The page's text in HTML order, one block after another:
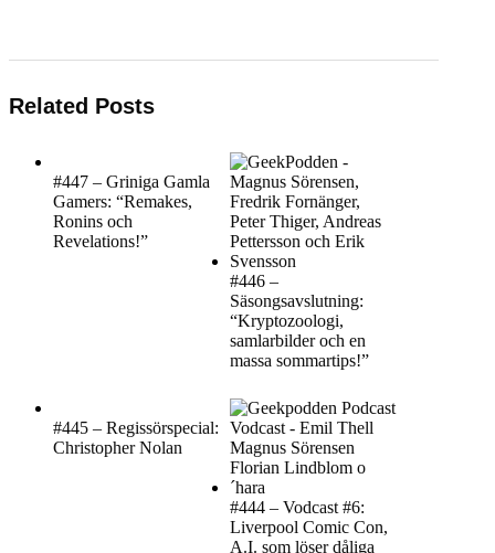
Related Posts
#447 – Griniga Gamla
Gamers: “Remakes,
Ronins och
Revelations!”
#446 –
Säsongsavslutning:
“Kryptozoologi,
samlarbilder och en
massa sommartips!”
#445 – Regissörspecial:
Christopher Nolan
#444 – Vodcast #6:
Liverpool Comic Con,
A.I. som löser dåliga